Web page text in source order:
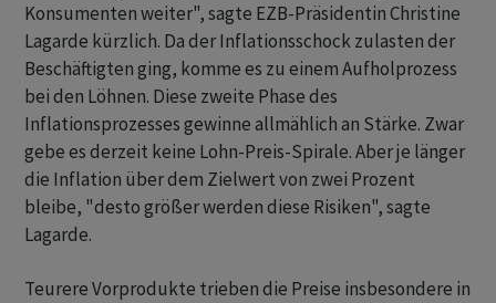
Konsumenten weiter", sagte EZB-Präsidentin Christine
Lagarde kürzlich. Da der Inflationsschock zulasten der
Beschäftigten ging, komme es zu einem Aufholprozess
bei den Löhnen. Diese zweite Phase des
Inflationsprozesses gewinne allmählich an Stärke. Zwar
gebe es derzeit keine Lohn-Preis-Spirale. Aber je länger
die Inflation über dem Zielwert von zwei Prozent
bleibe, "desto größer werden diese Risiken", sagte
Lagarde.
Teurere Vorprodukte trieben die Preise insbesondere in